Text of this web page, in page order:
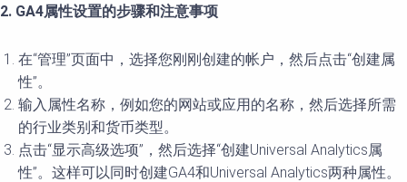
2. GA4属性设置的步骤和注意事项
在“管理”页面中，选择您刚刚创建的帐户，然后点击“创建属
性”。
输入属性名称，例如您的网站或应用的名称，然后选择所需
的行业类别和货币类型。
点击“显示高级选项”，然后选择“创建Universal Analytics属
性”。这样可以同时创建GA4和Universal Analytics两种属性。